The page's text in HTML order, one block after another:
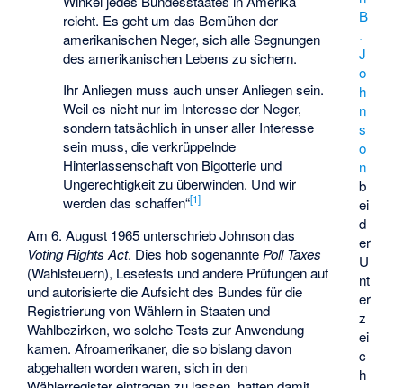
B
.
J
o
h
n
s
o
n
b
ei
d
er
U
nt
er
z
ei
c
h
reicht. Es geht um das Bemühen der
amerikanischen Neger, sich alle Segnungen
des amerikanischen Lebens zu sichern.
Ihr Anliegen muss auch unser Anliegen sein.
Weil es nicht nur im Interesse der Neger,
sondern tatsächlich in unser aller Interesse
sein muss, die verkrüppelnde
Hinterlassenschaft von Bigotterie und
Ungerechtigkeit zu überwinden. Und wir
werden das schaffen“[1]
Am 6. August 1965 unterschrieb Johnson das
Voting Rights Act. Dies hob sogenannte Poll Taxes
(Wahlsteuern), Lesetests und andere Prüfungen auf
und autorisierte die Aufsicht des Bundes für die
Registrierung von Wählern in Staaten und
Wahlbezirken, wo solche Tests zur Anwendung
kamen. Afroamerikaner, die so bislang davon
abgehalten worden waren, sich in den